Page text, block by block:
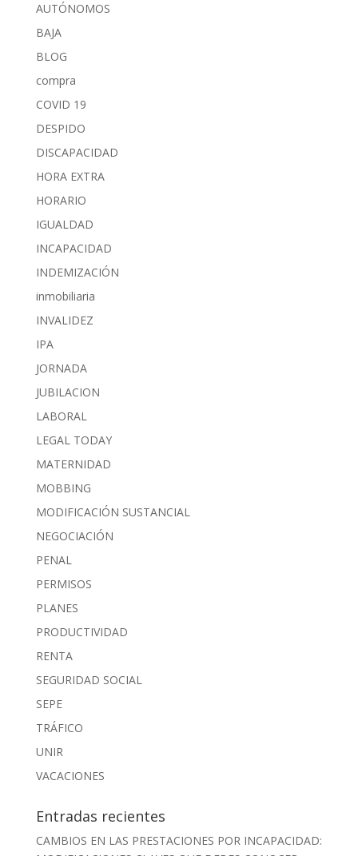
AUTÓNOMOS
BAJA
BLOG
compra
COVID 19
DESPIDO
DISCAPACIDAD
HORA EXTRA
HORARIO
IGUALDAD
INCAPACIDAD
INDEMIZACIÓN
inmobiliaria
INVALIDEZ
IPA
JORNADA
JUBILACION
LABORAL
LEGAL TODAY
MATERNIDAD
MOBBING
MODIFICACIÓN SUSTANCIAL
NEGOCIACIÓN
PENAL
PERMISOS
PLANES
PRODUCTIVIDAD
RENTA
SEGURIDAD SOCIAL
SEPE
TRÁFICO
UNIR
VACACIONES
Entradas recientes
CAMBIOS EN LAS PRESTACIONES POR INCAPACIDAD: